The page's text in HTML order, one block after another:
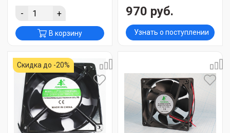
- +
В корзину
970 руб.
Узнать о поступлении
Скидка до -20%